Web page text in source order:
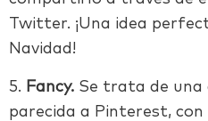
Twitter. ¡Una idea
Navidad!
5. Fancy. Se trata de una
parecida a Pinterest,